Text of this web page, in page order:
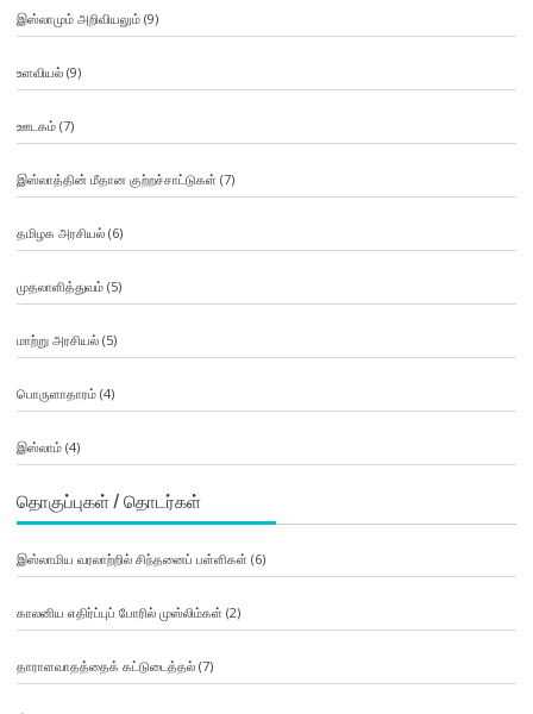
இஸ்லாமும் அறிவியலும்(9)
உளவியல்(9)
ஊடகம்(7)
இஸ்லாத்தின் மீதான குற்றச்சாட்டுகள் (7)
தமிழக அரசியல்(6)
முதலாளித்துவம்(5)
மாற்று அரசியல்(5)
பொருளாதாரம்(4)
இஸ்லாம்(4)
தொகுப்புகள் / தொடர்கள்
இஸ்லாமிய வரலாற்றில் சிந்தனைப் பள்ளிகள் (6)
காலனிய எதிர்ப்புப் போரில் முஸ்லிம்கள் (2)
தாராளவாதத்தைக் கட்டுடைத்தல்(7)